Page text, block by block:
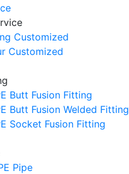
Customized
Customized
Butt Fusion Fitting
Butt Fusion Welded Fitting
Socket Fusion Fitting
Pipe